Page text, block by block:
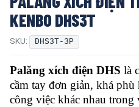
KENBO DHS3T
SKU: DHS3T-3P
Palăng xích điện DHS là
cầm tay đơn giản, khá
công việc khác nhau